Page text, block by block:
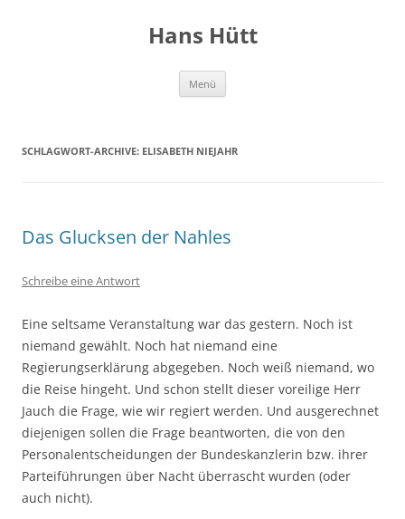
Hans Hütt
Menü
SCHLAGWORT-ARCHIVE: ELISABETH NIEJAHR
Das Glucksen der Nahles
Schreibe eine Antwort
Eine seltsame Veranstaltung war das gestern. Noch ist
niemand gewählt. Noch hat niemand eine
Regierungserklärung abgegeben. Noch weiß niemand, wo
die Reise hingeht. Und schon stellt dieser voreilige Herr
Jauch die Frage, wie wir regiert werden. Und ausgerechnet
diejenigen sollen die Frage beantworten, die von den
Personalentscheidungen der Bundeskanzlerin bzw. ihrer
Parteiführungen über Nacht überrascht wurden (oder
auch nicht).